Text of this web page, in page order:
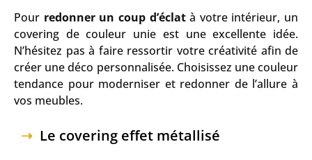
Pour redonner un coup d’éclatà votre intérieur, un
covering de couleur unie est une excellente idée.
N’hésitez pas à faire ressortir votre créativité afin de
créer une déco personnalisée. Choisissez une couleur
tendance pour moderniser et redonner de l’allure à
vos meubles.
Le covering effet métallisé